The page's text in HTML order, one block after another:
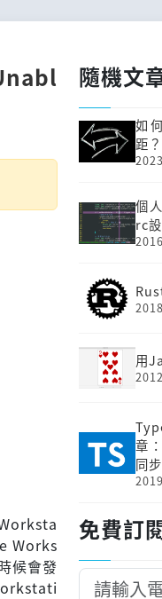
Works
候會發
隨機文
如
距？
個
rc
用
章
同
免費訂